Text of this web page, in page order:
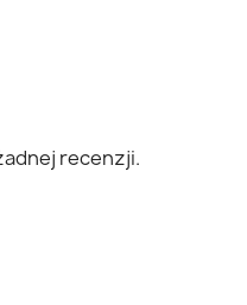
recenzji.